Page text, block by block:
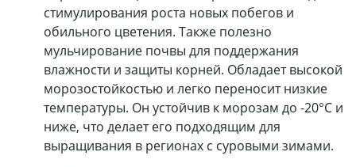
стимулирования роста новых побегов и
обильного цветения. Также полезно
мульчирование почвы для поддержания
влажности и защиты корней. Обладает высокой
морозостойкостью и легко переносит низкие
температуры. Он устойчив к морозам до -20°C и
ниже, что делает его подходящим для
выращивания в регионах с суровыми зимами.